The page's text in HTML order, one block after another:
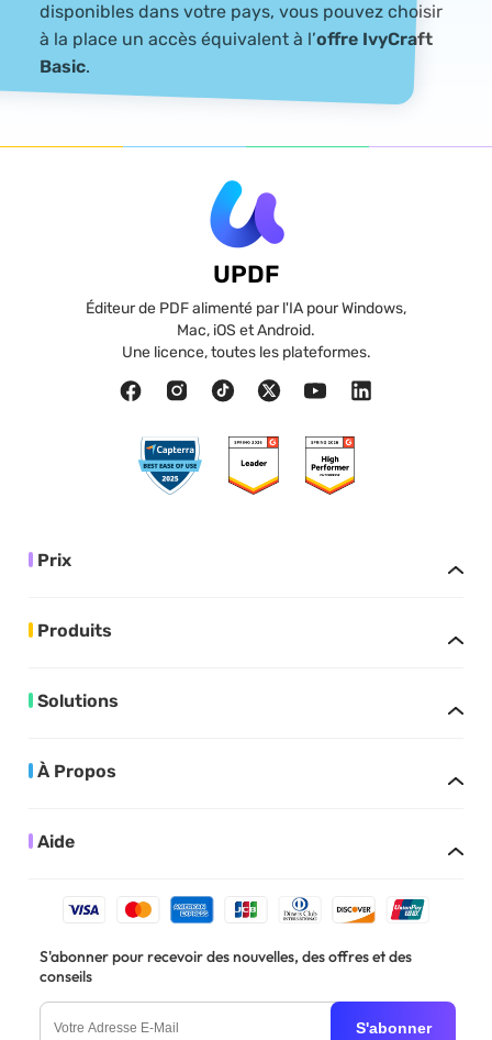
disponibles dans votre pays, vous pouvez choisir
à la place un accès équivalent à l’offre IvyCraft
Basic.
UPDF
Éditeur de PDF alimenté par l'IA pour Windows,
Mac, iOS et Android.
Une licence, toutes les plateformes.
Prix
Produits
Solutions
À Propos
Aide
S'abonner pour recevoir des nouvelles, des offres et des
conseils
S'abonner